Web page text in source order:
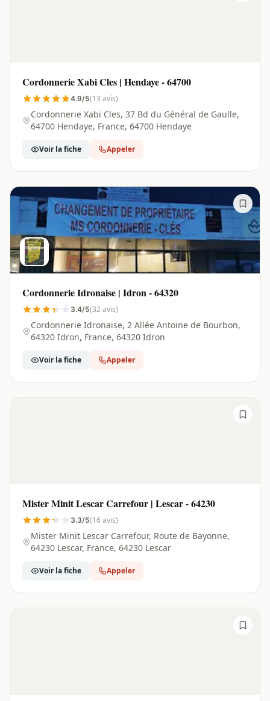
Cordonnerie Xabi Cles | Hendaye - 64700
4.9/5(13 avis)
Cordonnerie Xabi Cles, 37 Bd du Général de Gaulle,
64700 Hendaye, France, 64700 Hendaye
Voir la fiche Appeler
Cordonnerie Idronaise | Idron - 64320
3.4/5(32 avis)
Cordonnerie Idronaise, 2 Allée Antoine de Bourbon,
64320 Idron, France, 64320 Idron
Voir la fiche Appeler
Mister Minit Lescar Carrefour | Lescar - 64230
3.3/5(16 avis)
Mister Minit Lescar Carrefour, Route de Bayonne,
64230 Lescar, France, 64230 Lescar
Voir la fiche Appeler